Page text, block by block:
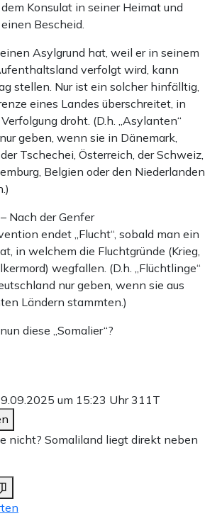
Konsulat in seiner Heimat und
Bescheid.
Asylgrund hat, weil er in seinem
verfolgt wird, kann
stellen. Nur ist ein solcher hinfälltig,
eines Landes überschreitet, in
droht. (D.h. „Asylanten“
geben, wenn sie in Dänemark,
Tschechei, Österreich, der Schweiz,
Belgien oder den Niederlanden
Nach der Genfer
endet „Flucht“, sobald man ein
in welchem die Fluchtgründe (Krieg,
wegfallen. (D.h. „Flüchtlinge“
nur geben, wenn sie aus
Ländern stammten.)
diese „Somalier“?
um 15:23 Uhr311T
nicht? Somaliland liegt direkt neben